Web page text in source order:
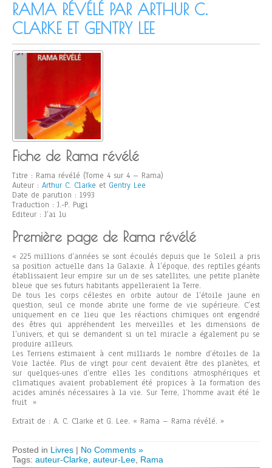
RAMA RÉVÉLÉ PAR ARTHUR C.
CLARKE ET GENTRY LEE
Fiche de Rama révélé
Titre : Rama révélé (Tome 4 sur 4 – Rama)
Auteur : Arthur C. Clarke et Gentry Lee
Date de parution : 1993
Traduction : J.-P. Pugi
Editeur : J’ai lu
Première page de Rama révélé
« 225 millions d’années se sont écoulés depuis que le Soleil a pris
sa position actuelle dans la Galaxie. À l’époque, des reptiles géants
établissaient leur empire sur un de ses satellites, une petite planète
bleue que ses futurs habitants appelleraient la Terre.
De tous les corps célestes en orbite autour de l’étoile jaune en
question, seul ce monde abrite une forme de vie supérieure. C’est
uniquement en ce lieu que les réactions chimiques ont engendré
des êtres qui appréhendent les merveilles et les dimensions de
l’univers, et qui se demandent si un tel miracle a également pu se
produire ailleurs.
Les Terriens estimaient à cent milliards le nombre d’étoiles de la
Voie lactée. Plus de vingt pour cent devaient être des planètes, et
sur quelques-unes d’entre elles les conditions atmosphériques et
climatiques avaient probablement été propices à la formation des
acides aminés nécessaires à la vie. Sur Terre, l’homme avait été le
fruit »
Extrait de : A. C. Clarke et G. Lee. « Rama – Rama révélé. »
Posted in Livres | No Comments »
Tags: auteur-Clarke auteur-Lee Rama